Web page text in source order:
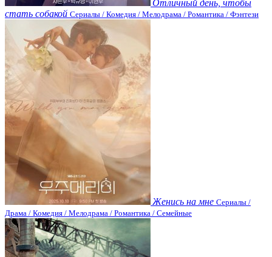
Отличный день, чтобы
стать собакой Сериалы / Комедия / Мелодрама / Романтика / Фэнтези
Женись на мне Сериалы /
Драма / Комедия / Мелодрама / Романтика / Семейные